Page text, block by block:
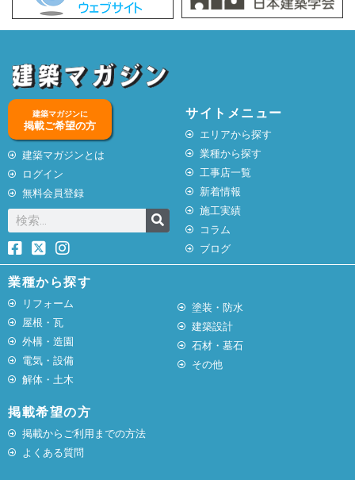
建築マガジンに
掲載ご希望の方
建築マガジンとは
ログイン
無料会員登録
サイトメニュー
エリアから探す
業種から探す
工事店一覧
新着情報
施工実績
コラム
ブログ
業種から探す
リフォーム
屋根・瓦
外構・造園
電気・設備
解体・土木
塗装・防水
建築設計
石材・墓石
その他
掲載希望の方
掲載からご利用までの方法
よくある質問